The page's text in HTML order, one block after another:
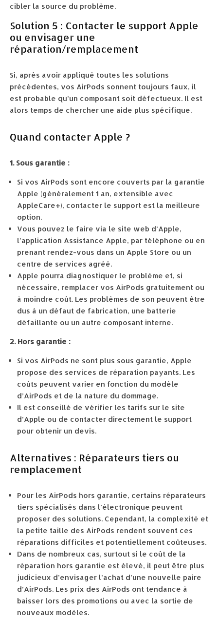
cibler la source du problème.
Solution 5 : Contacter le support Apple
ou envisager une
réparation/remplacement
Si, après avoir appliqué toutes les solutions
précédentes, vos AirPods sonnent toujours faux, il
est probable qu’un composant soit défectueux. Il est
alors temps de chercher une aide plus spécifique.
Quand contacter Apple ?
1. Sous garantie :
Si vos AirPods sont encore couverts par la garantie
Apple (généralement 1 an, extensible avec
AppleCare+), contacter le support est la meilleure
option.
Vous pouvez le faire via le site web d’Apple,
l’application Assistance Apple, par téléphone ou en
prenant rendez-vous dans un Apple Store ou un
centre de services agréé.
Apple pourra diagnostiquer le problème et, si
nécessaire, remplacer vos AirPods gratuitement ou
à moindre coût. Les problèmes de son peuvent être
dus à un défaut de fabrication, une batterie
défaillante ou un autre composant interne.
2. Hors garantie :
Si vos AirPods ne sont plus sous garantie, Apple
propose des services de réparation payants. Les
coûts peuvent varier en fonction du modèle
d’AirPods et de la nature du dommage.
Il est conseillé de vérifier les tarifs sur le site
d’Apple ou de contacter directement le support
pour obtenir un devis.
Alternatives : Réparateurs tiers ou
remplacement
Pour les AirPods hors garantie, certains réparateurs
tiers spécialisés dans l’électronique peuvent
proposer des solutions. Cependant, la complexité et
la petite taille des AirPods rendent souvent ces
réparations difficiles et potentiellement coûteuses.
Dans de nombreux cas, surtout si le coût de la
réparation hors garantie est élevé, il peut être plus
judicieux d’envisager l’achat d’une nouvelle paire
d’AirPods. Les prix des AirPods ont tendance à
baisser lors des promotions ou avec la sortie de
nouveaux modèles.